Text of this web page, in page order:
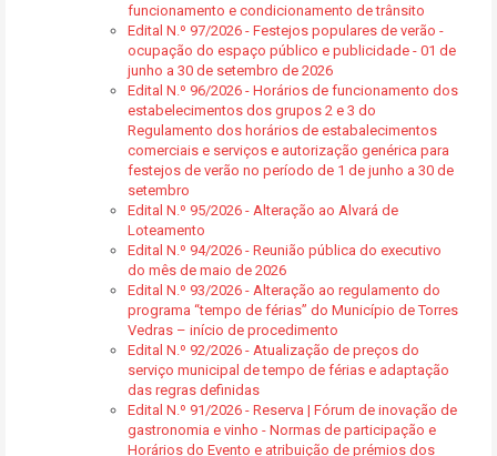
funcionamento e condicionamento de trânsito
Edital N.º 97/2026 - Festejos populares de verão -
ocupação do espaço público e publicidade - 01 de
junho a 30 de setembro de 2026
Edital N.º 96/2026 - Horários de funcionamento dos
estabelecimentos dos grupos 2 e 3 do
Regulamento dos horários de estabalecimentos
comerciais e serviços e autorização genérica para
festejos de verão no período de 1 de junho a 30 de
setembro
Edital N.º 95/2026 - Alteração ao Alvará de
Loteamento
Edital N.º 94/2026 - Reunião pública do executivo
do mês de maio de 2026
Edital N.º 93/2026 - Alteração ao regulamento do
programa “tempo de férias” do Município de Torres
Vedras – início de procedimento
Edital N.º 92/2026 - Atualização de preços do
serviço municipal de tempo de férias e adaptação
das regras definidas
Edital N.º 91/2026 - Reserva | Fórum de inovação de
gastronomia e vinho - Normas de participação e
Horários do Evento e atribuição de prémios dos